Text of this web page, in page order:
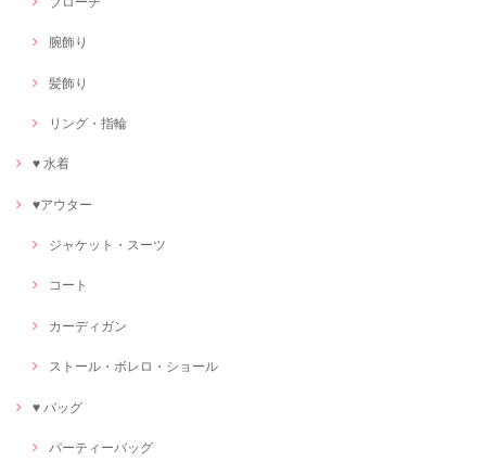
腕飾り
髪飾り
リング・指輪
♥ 水着
♥アウター
ジャケット・スーツ
コート
カーディガン
ストール・ボレロ・ショール
♥ バッグ
パーティーバッグ